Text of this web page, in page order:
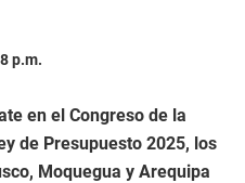
p.m.
en el Congreso de la
de Presupuesto 2025, los
Moquegua y Arequipa